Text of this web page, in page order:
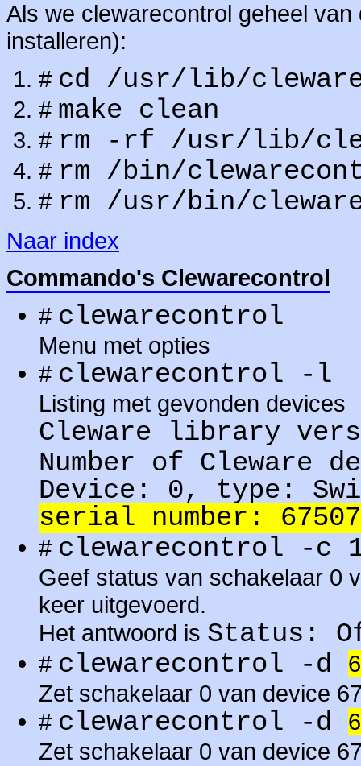
Als we clewarecontrol geheel
installeren):
# cd /usr/lib/
# make clean
# rm -rf /usr/lib/
# rm /bin/
# rm /usr/bin/
Naar index
Commando's Clewarecontrol
# clewarecontrol
Menu met opties
# clewarecontrol -l
Listing met gevonden devices
Cleware library
Number of Cleware
Device: 0, type:
serial number: 67507
# clewarecontrol -c
Geef status van schakelaar 0
keer uitgevoerd.
Het antwoord is Status:
# clewarecontrol -d
Zet schakelaar 0 van device
# clewarecontrol -d
Zet schakelaar 0 van device